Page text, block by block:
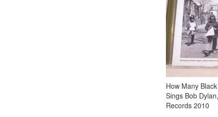
How Many
Sings Bob
Records 2010